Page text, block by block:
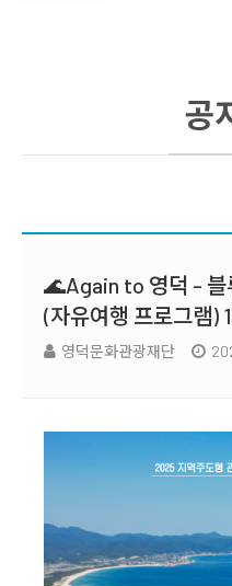
공
🌊Again to 영덕 - 블
(자유여행 프로그램)
영덕문화관광재단